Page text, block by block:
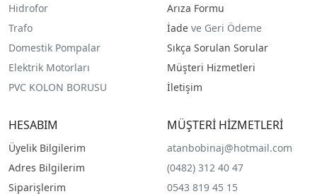
Hidrofor
Trafo
Domestik Pompalar
Elektrik Motorları
PVC KOLON BORUSU
Arıza Formu
İade ve Geri Ödeme
Sıkça Sorulan Sorular
Müşteri Hizmetleri
İletişim
HESABIM
Üyelik Bilgilerim
Adres Bilgilerim
Siparişlerim
MÜŞTERİ HİZMETLERİ
atanbobinaj@hotmail.com
(0482) 312 40 47
0543 819 45 15